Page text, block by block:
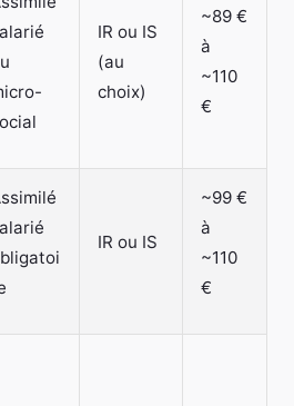
IR ou IS
(au
choix)
~89 €
à
~110
€
IR ou IS
~99 €
à
~110
€